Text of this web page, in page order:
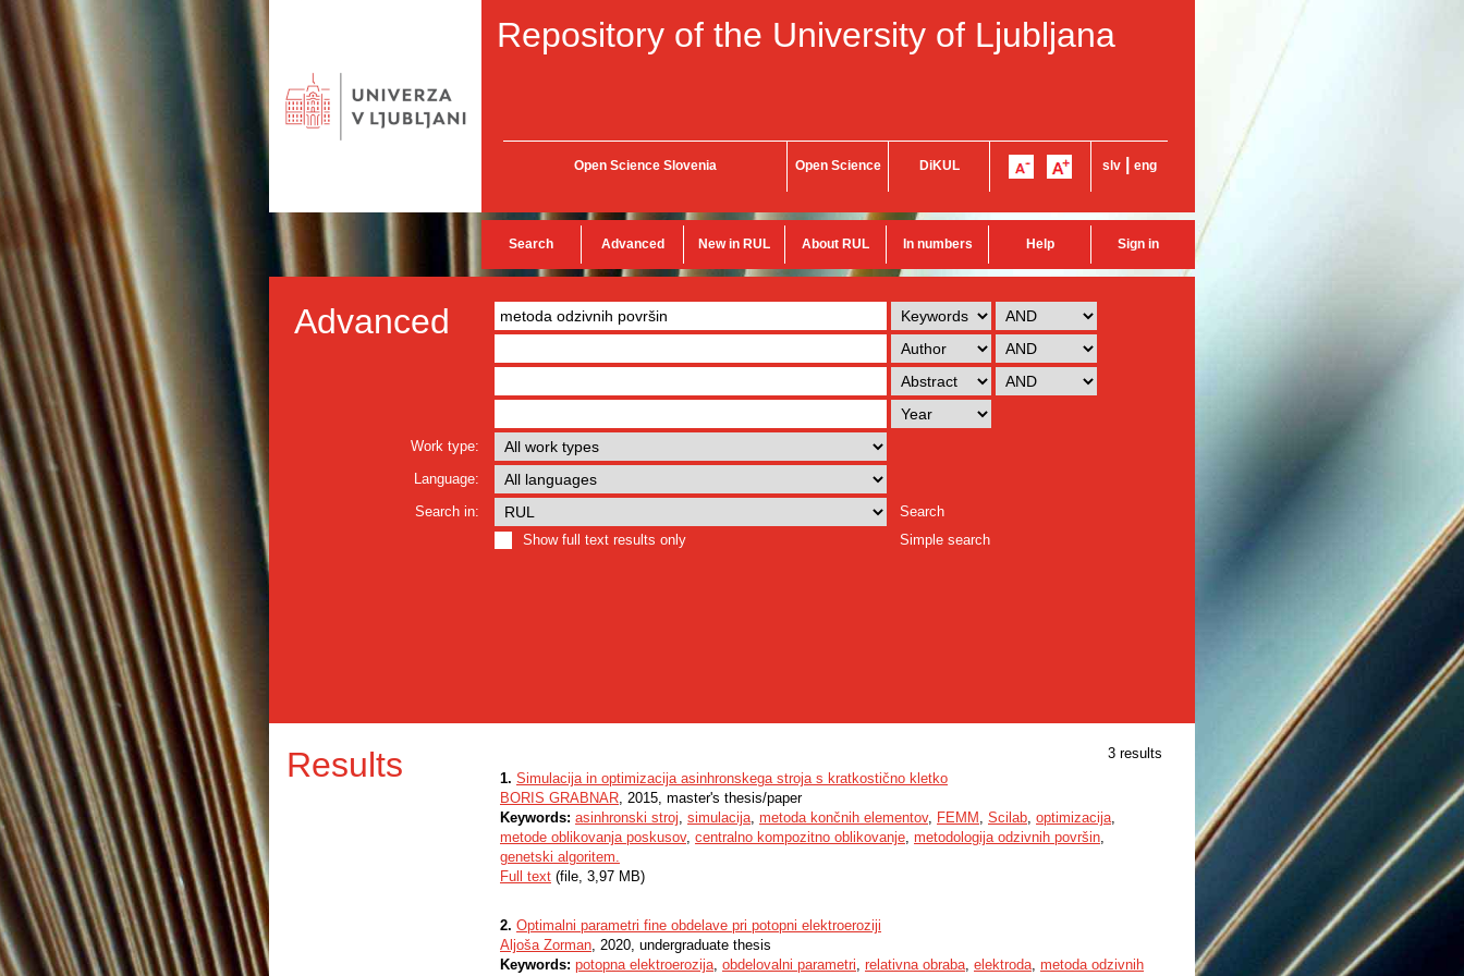
Repository of the University of Ljubljana
Open Science Slovenia Open Science DiKUL slv eng
Search Advanced New in RUL About RUL In numbers Help Sign in
Advanced
Work type:
Language:
Search in:
Search
Show full text results only
Simple search
Results
3 results
1. Simulacija in optimizacija asinhronskega stroja s kratkostično kletko
BORIS GRABNAR, 2015, master's thesis/paper
Keywords: asinhronski stroj, simulacija, metoda končnih elementov, FEMM , Scilab, optimizacija,
metode oblikovanja poskusov, centralno kompozitno oblikovanje, metodologija odzivnih površin,
genetski algoritem.
Full text (file, 3,97 MB)
2. Optimalni parametri fine obdelave pri potopni elektroeroziji
Aljoša Zorman, 2020, undergraduate thesis
Keywords: potopna elektroerozija, obdelovalni parametri, relativna obraba, elektroda, metoda odzivnih